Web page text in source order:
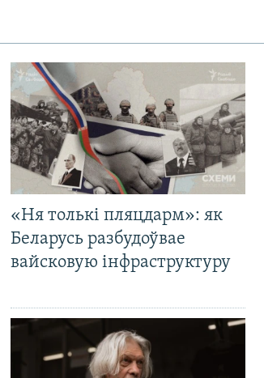
«Ня толькі пляцдарм»: як
Беларусь разбудоўвае
вайсковую інфраструктуру